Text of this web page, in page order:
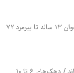
وای‌نت: اسرائیل در محاصره جاسوسان ایران/ از نوجوان ۱۳ ساله تا پیرمرد ۷۲